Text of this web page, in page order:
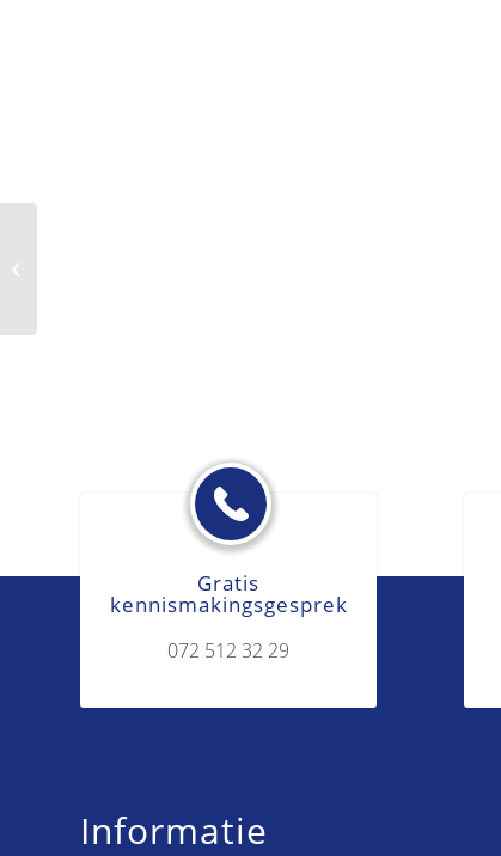
Gratis
kennismakingsgesprek
072 512 32 29
Informatie